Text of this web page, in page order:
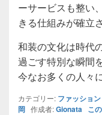
ーサービスも整い
きる仕組みが確立
和装の文化は時代
過ごす特別な瞬間
今なお多くの人々
カテゴリー: ファッション
岡 作成者:Gionata こ